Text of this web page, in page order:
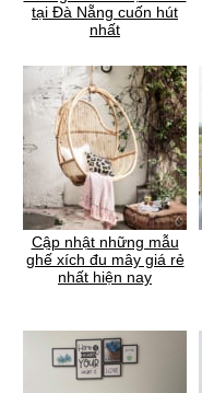
tại Đà Nẵng cuốn hút
nhất
Cập nhật những mẫu
ghế xích đu mây giá rẻ
nhất hiện nay